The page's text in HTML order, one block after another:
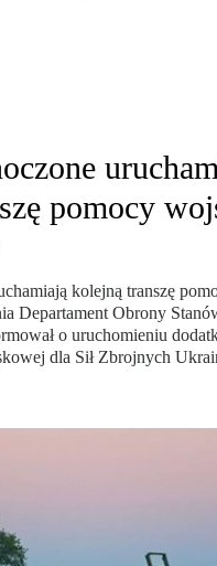
pomocy
kolejną transzę
Departament Obrony
o uruchomieniu
dla Sił Zbrojnych